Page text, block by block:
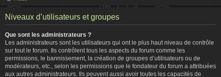
Niveaux d’utilisateurs et groupes
Que sont les administrateurs ?
Les administrateurs sont les utilisateurs qui ont le plus haut niveau de contrôle
sur tout le forum. Ils contrôlent tous les aspects du forum comme les
permissions, le bannissement, la création de groupes d’utilisateurs ou de
modérateurs, etc., selon les permissions que le fondateur du forum a attribuées
aux autres administrateurs. Ils peuvent aussi avoir toutes les capacités de